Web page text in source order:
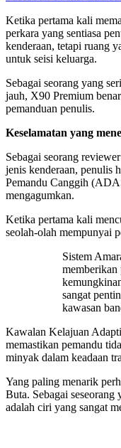
Ketika pertama kali
perkara yang sentiasa
kenderaan, tetapi ruang
untuk seisi keluarga.
Sebagai seorang yang
jauh, X90 Premium
pemanduan penulis.
Keselamatan yang
Sebagai seorang
jenis kenderaan, penulis
Pemandu Canggih
mengagumkan.
Ketika pertama kali
seolah-olah mempunyai
Sistem
memberikan
sangat
kawasan
Kawalan Kelajuan
memastikan pemandu
minyak dalam keadaan
Yang paling menarik
Buta. Sebagai seseorang
adalah ciri yang sangat